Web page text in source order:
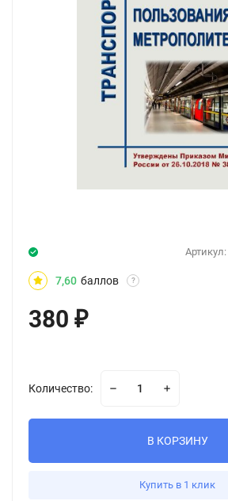
Артикул:
7,60 баллов ?
380 ₽
Количество:
В КОРЗИНУ
Купить в 1 клик